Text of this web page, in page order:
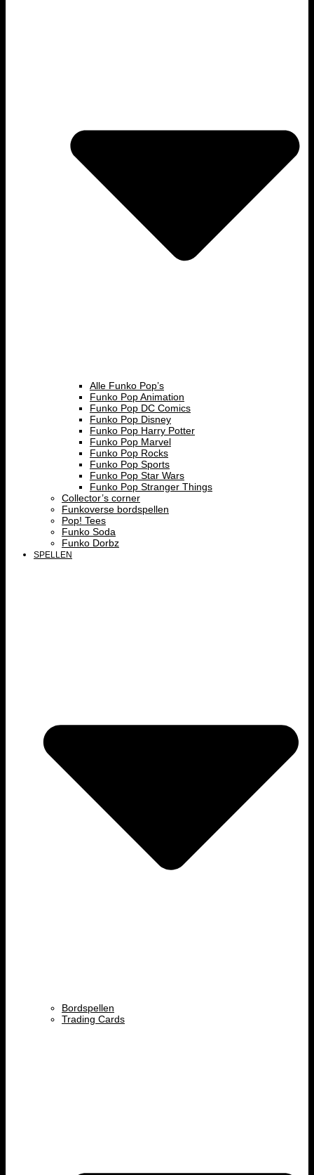
Alle Funko Pop’s
Funko Pop Animation
Funko Pop DC Comics
Funko Pop Disney
Funko Pop Harry Potter
Funko Pop Marvel
Funko Pop Rocks
Funko Pop Sports
Funko Pop Star Wars
Funko Pop Stranger Things
Collector’s corner
Funkoverse bordspellen
Pop! Tees
Funko Soda
Funko Dorbz
SPELLEN
Bordspellen
Trading Cards